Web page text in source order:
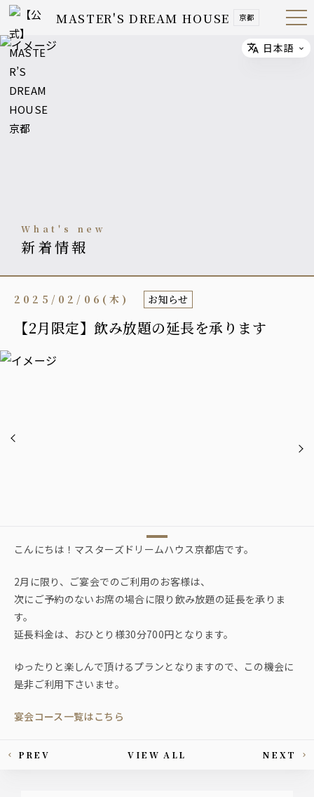
MASTER'S DREAM HOUSE 京都 Open
Navig
what's new
新着情報
【2月限定】飲み放題の延長を承ります
2025/02/06(木) お知らせ
こんにちは！マスターズドリームハウス京都店です。
2月に限り、ご宴会でのご利用のお客様は、
次にご予約のないお席の場合に限り飲み放題の延長を承りま
す。
延長料金は、おひとり様30分700円となります。
ゆったりと楽しんで頂けるプランとなりますので、この機会に
是非ご利用下さいませ。
宴会コース一覧はこちら
This article's paging
PREV VIEW ALL NEXT
Select
日本語